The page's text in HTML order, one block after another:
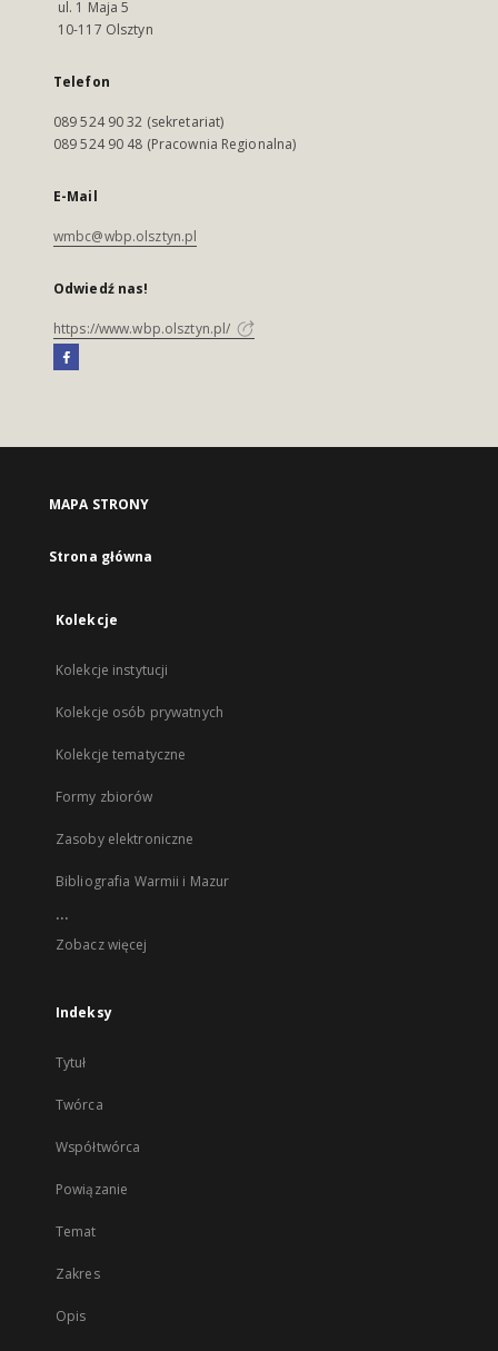
ul. 1 Maja 5
10-117 Olsztyn
Telefon
089 524 90 32 (sekretariat)
089 524 90 48 (Pracownia Regionalna)
E-Mail
wmbc@wbp.olsztyn.pl
Odwiedź nas!
https://www.wbp.olsztyn.pl/
MAPA STRONY
Strona główna
Kolekcje
Kolekcje instytucji
Kolekcje osób prywatnych
Kolekcje tematyczne
Formy zbiorów
Zasoby elektroniczne
Bibliografia Warmii i Mazur
...
Zobacz więcej
Indeksy
Tytuł
Twórca
Współtwórca
Powiązanie
Temat
Zakres
Opis